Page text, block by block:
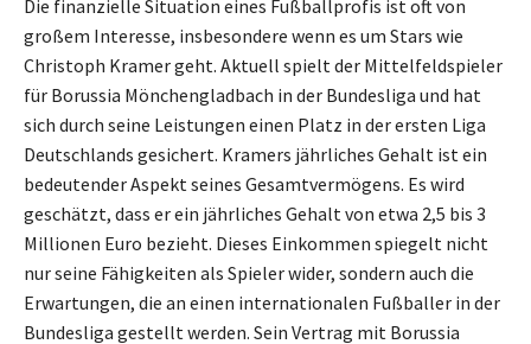
Die finanzielle Situation eines Fußballprofis ist oft von
großem Interesse, insbesondere wenn es um Stars wie
Christoph Kramer geht. Aktuell spielt der Mittelfeldspieler
für Borussia Mönchengladbach in der Bundesliga und hat
sich durch seine Leistungen einen Platz in der ersten Liga
Deutschlands gesichert. Kramers jährliches Gehalt ist ein
bedeutender Aspekt seines Gesamtvermögens. Es wird
geschätzt, dass er ein jährliches Gehalt von etwa 2,5 bis 3
Millionen Euro bezieht. Dieses Einkommen spiegelt nicht
nur seine Fähigkeiten als Spieler wider, sondern auch die
Erwartungen, die an einen internationalen Fußballer in der
Bundesliga gestellt werden. Sein Vertrag mit Borussia